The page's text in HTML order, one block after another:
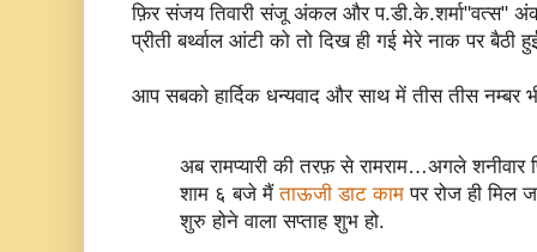
फ़िर संजय तिवारी संजू अंकल और प.डी.के.शर्मा"वत्स"
प्रीती बर्थ्वाल आंटी को तो दिख ही गई मेरे नाक पर बैठी
आप सबको हार्दिक धन्यवाद और साथ में तीस तीस नम्बर
अब रामप्यारी की तरफ़ से रामराम…अगले
शाम ६ बजे मैंताऊजी डाट काम पर रोज ही मिल
शुरु होने वाला सप्ताह शुभ हो.